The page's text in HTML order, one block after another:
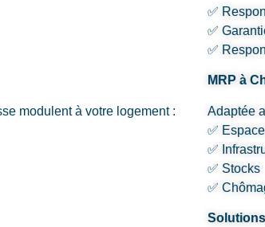
modulent à votre logement :
✅
✅
✅
MRP à
Adaptée
✅
✅
✅ Stocks
✅